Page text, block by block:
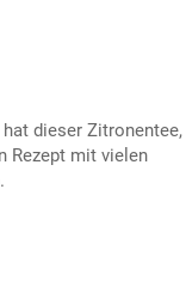
dieser Zitronentee,
Rezept mit vielen